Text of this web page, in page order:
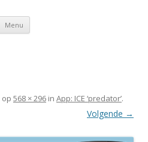
Menu Spring
inhoud
op 568 × 296 in App: ICE ‘predator’.
Volgende →